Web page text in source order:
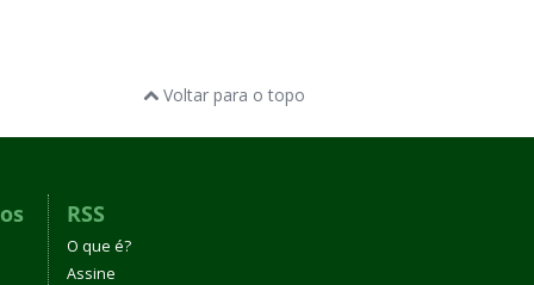
Voltar para o topo
RSS
O que é?
Assine